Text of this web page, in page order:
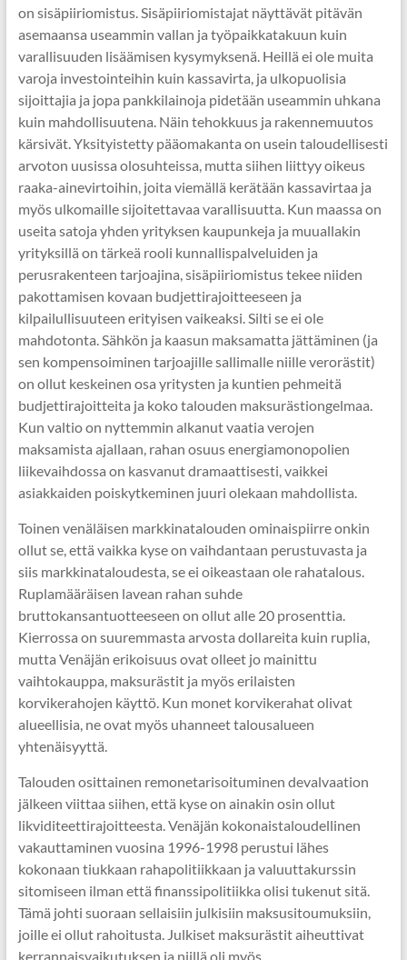
on sisäpiiriomistus. Sisäpiiriomistajat näyttävät pitävän
asemaansa useammin vallan ja työpaikkatakuun kuin
varallisuuden lisäämisen kysymyksenä. Heillä ei ole muita
varoja investointeihin kuin kassavirta, ja ulkopuolisia
sijoittajia ja jopa pankkilainoja pidetään useammin uhkana
kuin mahdollisuutena. Näin tehokkuus ja rakennemuutos
kärsivät. Yksityistetty pääomakanta on usein taloudellisesti
arvoton uusissa olosuhteissa, mutta siihen liittyy oikeus
raaka-ainevirtoihin, joita viemällä kerätään kassavirtaa ja
myös ulkomaille sijoitettavaa varallisuutta. Kun maassa on
useita satoja yhden yrityksen kaupunkeja ja muuallakin
yrityksillä on tärkeä rooli kunnallispalveluiden ja
perusrakenteen tarjoajina, sisäpiiriomistus tekee niiden
pakottamisen kovaan budjettirajoitteeseen ja
kilpailullisuuteen erityisen vaikeaksi. Silti se ei ole
mahdotonta. Sähkön ja kaasun maksamatta jättäminen (ja
sen kompensoiminen tarjoajille sallimalle niille verorästit)
on ollut keskeinen osa yritysten ja kuntien pehmeitä
budjettirajoitteita ja koko talouden maksurästiongelmaa.
Kun valtio on nyttemmin alkanut vaatia verojen
maksamista ajallaan, rahan osuus energiamonopolien
liikevaihdossa on kasvanut dramaattisesti, vaikkei
asiakkaiden poiskytkeminen juuri olekaan mahdollista.
Toinen venäläisen markkinatalouden ominaispiirre onkin
ollut se, että vaikka kyse on vaihdantaan perustuvasta ja
siis markkinataloudesta, se ei oikeastaan ole rahatalous.
Ruplamääräisen lavean rahan suhde
bruttokansantuotteeseen on ollut alle 20 prosenttia.
Kierrossa on suuremmasta arvosta dollareita kuin ruplia,
mutta Venäjän erikoisuus ovat olleet jo mainittu
vaihtokauppa, maksurästit ja myös erilaisten
korvikerahojen käyttö. Kun monet korvikerahat olivat
alueellisia, ne ovat myös uhanneet talousalueen
yhtenäisyyttä.
Talouden osittainen remonetarisoituminen devalvaation
jälkeen viittaa siihen, että kyse on ainakin osin ollut
likviditeettirajoitteesta. Venäjän kokonaistaloudellinen
vakauttaminen vuosina 1996-1998 perustui lähes
kokonaan tiukkaan rahapolitiikkaan ja valuuttakurssin
sitomiseen ilman että finanssipolitiikka olisi tukenut sitä.
Tämä johti suoraan sellaisiin julkisiin maksusitoumuksiin,
joille ei ollut rahoitusta. Julkiset maksurästit aiheuttivat
kerrannaisvaikutuksen ja niillä oli myös